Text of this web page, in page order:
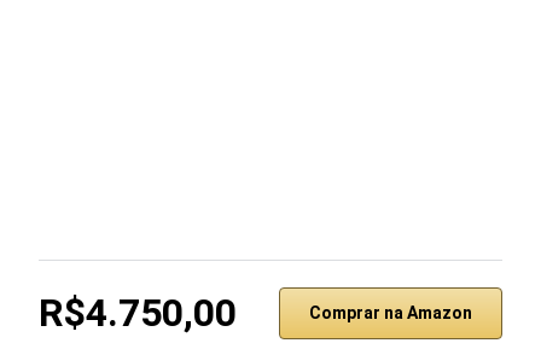
R$4.750,00 Comprar na Amazon